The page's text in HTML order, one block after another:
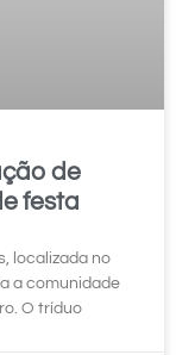
de
festa
localizada no
a comunidade
O tríduo